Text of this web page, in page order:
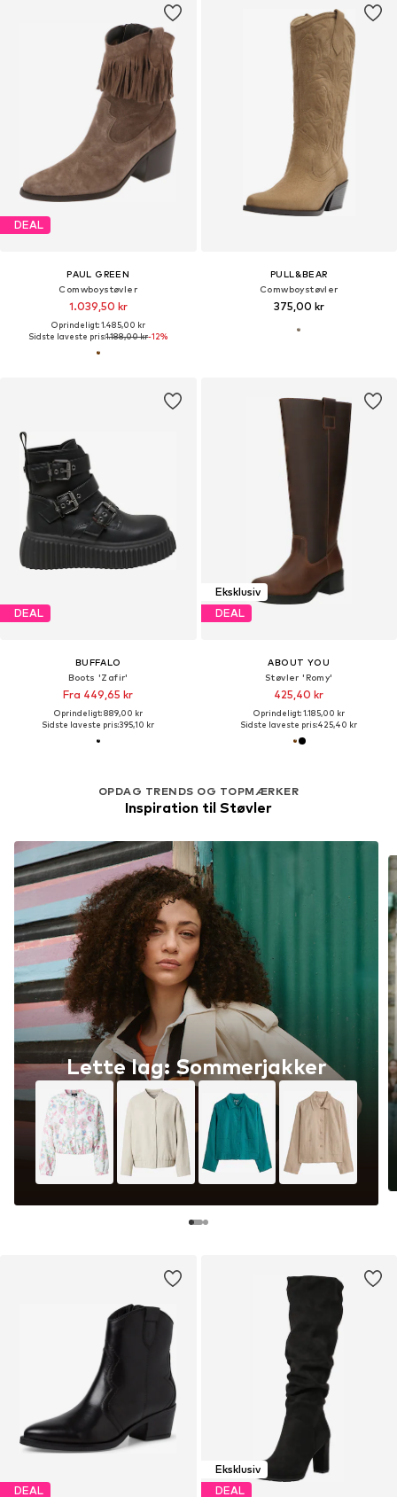
DEAL
PAUL GREEN
Comwboystøvler
1.039,50 kr
Oprindeligt: 1.485,00 kr
Sidste laveste pris:1.188,00 kr-12%
PULL&BEAR
Comwboystøvler
375,00 kr
DEAL
BUFFALO
Boots 'Zafir'
Fra 449,65 kr
Oprindeligt: 889,00 kr
Sidste laveste pris:395,10 kr
Eksklusiv
DEAL
ABOUT YOU
Støvler 'Romy'
425,40 kr
Oprindeligt: 1.185,00 kr
Sidste laveste pris:425,40 kr
OPDAG TRENDS OG TOPMÆRKER
Inspiration til Støvler
Lette lag: Sommerjakker
DEAL
Eksklusiv
DEAL